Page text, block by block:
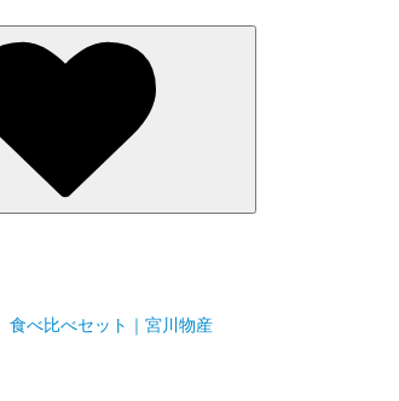
食べ比べセット｜宮川物産